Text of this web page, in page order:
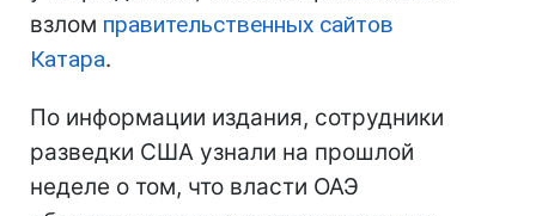
взлом правительственных сайтов
Катара.
По информации издания, сотрудники
разведки США узнали на прошлой
неделе о том, что власти ОАЭ